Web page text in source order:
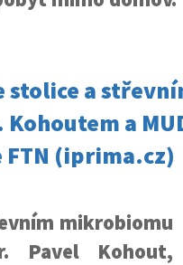
stolice a
a
(iprima.cz)
mikrobiomu
Pavel Kohout,